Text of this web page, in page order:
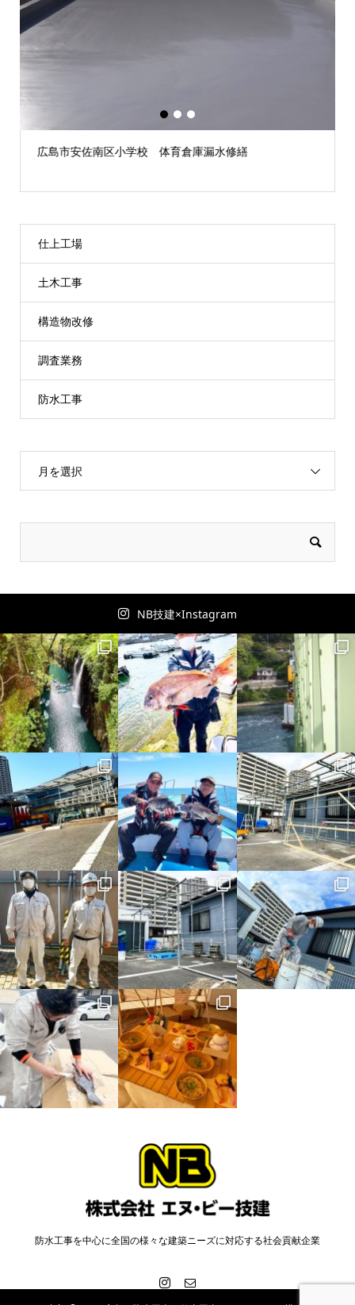
広島市安佐南区小学校 体育倉庫漏水修繕
1 2 3
仕上工場
土木工事
構造物改修
調査業務
防水工事
月を選択
NB技建×Instagram
防水工事を中心に全国の様々な建築ニーズに対応する社会貢献企業